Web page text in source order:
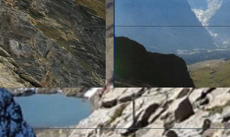
© Berne Rando, Berner Wanderwege
4,32 km
100 m
2.928 m